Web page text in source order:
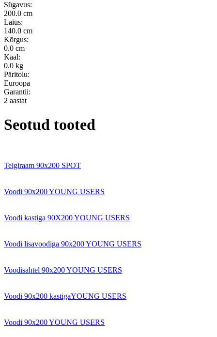
Sügavus:
200.0 cm
Laius:
140.0 cm
Kõrgus:
0.0 cm
Kaal:
0.0 kg
Päritolu:
Euroopa
Garantii:
2 aastat
Seotud tooted
Telgiraam 90x200 SPOT
Voodi 90x200 YOUNG USERS
Voodi kastiga 90X200 YOUNG USERS
Voodi lisavoodiga 90x200 YOUNG USERS
Voodisahtel 90x200 YOUNG USERS
Voodi 90x200 kastigaYOUNG USERS
Voodi 90x200 YOUNG USERS